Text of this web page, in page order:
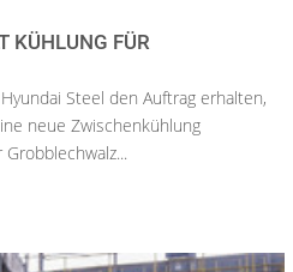
KÜHLUNG FÜR
Steel den Auftrag erhalten,
neue Zwischenkühlung